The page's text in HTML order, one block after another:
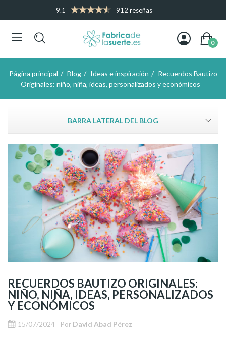
9.1 912 reseñas
0
Página principal Blog Ideas e inspiración
Recuerdos Bautizo
Originales: niño, niña, ideas, personalizados y económicos
BARRA LATERAL DEL BLOG
RECUERDOS BAUTIZO ORIGINALES:
NIÑO, NIÑA, IDEAS, PERSONALIZADOS
Y ECONÓMICOS
15/07/2024 Por David Abad Pérez